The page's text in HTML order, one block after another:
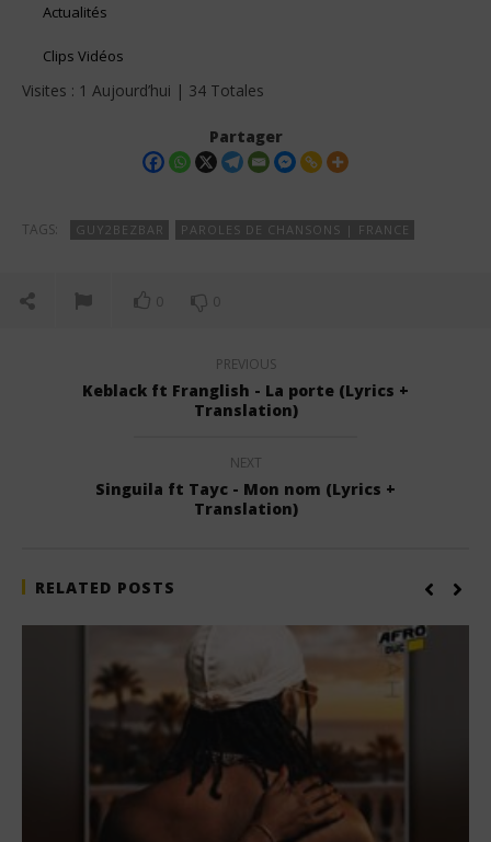
Actualités
Clips Vidéos
Visites : 1 Aujourd’hui | 34 Totales
Partager
TAGS: GUY2BEZBAR PAROLES DE CHANSONS | FRANCE
0 0
PREVIOUS
Keblack ft Franglish - La porte (Lyrics +
Translation)
NEXT
Singuila ft Tayc - Mon nom (Lyrics +
Translation)
RELATED POSTS